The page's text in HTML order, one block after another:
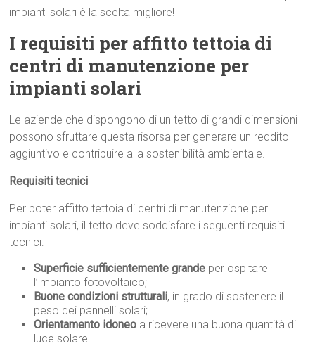
impianti solari è la scelta migliore!
I requisiti per affitto tettoia di
centri di manutenzione per
impianti solari
Le aziende che dispongono di un tetto di grandi dimensioni
possono sfruttare questa risorsa per generare un reddito
aggiuntivo e contribuire alla sostenibilità ambientale.
Requisiti tecnici
Per poter affitto tettoia di centri di manutenzione per
impianti solari, il tetto deve soddisfare i seguenti requisiti
tecnici:
Superficie sufficientemente grande per ospitare
l’impianto fotovoltaico;
Buone condizioni strutturali, in grado di sostenere il
peso dei pannelli solari;
Orientamento idoneo a ricevere una buona quantità di
luce solare.